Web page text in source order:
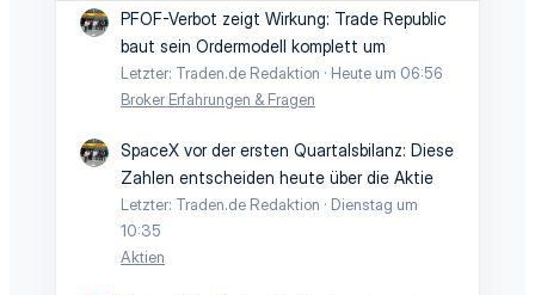
PFOF-Verbot zeigt Wirkung: Trade Republic
baut sein Ordermodell komplett um
Letzter: Traden.de Redaktion
Heute um 06:56
Broker Erfahrungen & Fragen
SpaceX vor der ersten Quartalsbilanz: Diese
Zahlen entscheiden heute über die Aktie
Letzter: Traden.de Redaktion
Dienstag um
10:35
Aktien